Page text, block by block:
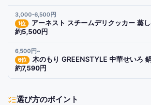
3,000-6,500円
1位 アーネスト スチームデリクッカー 蒸し器 24-26cm 燕三条 ステンレス フラ
約5,500円
6,500円~
6位 木のもり GREENSTYLE 中華せいろ 鍋付き 21cm IH対応 2段セット 深型
約7,590円
選び方のポイント